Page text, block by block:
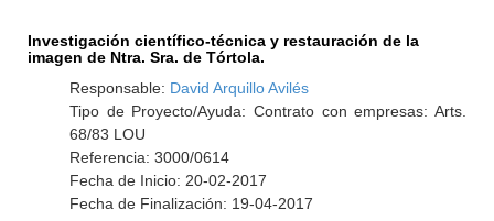
Investigación científico-técnica y restauración de la
imagen de Ntra. Sra. de Tórtola.
Responsable: David Arquillo Avilés
Tipo de Proyecto/Ayuda: Contrato con empresas: Arts.
68/83 LOU
Referencia: 3000/0614
Fecha de Inicio: 20-02-2017
Fecha de Finalización: 19-04-2017